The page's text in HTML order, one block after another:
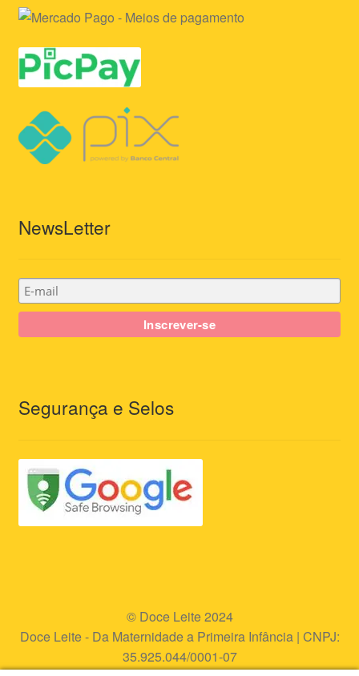
NewsLetter
Segurança e Selos
© Doce Leite 2024
Doce Leite - Da Maternidade a Primeira Infância | CNPJ:
35.925.044/0001-07